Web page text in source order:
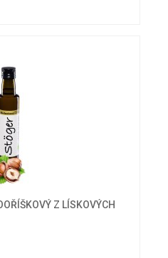
Z LÍSKOVÝCH